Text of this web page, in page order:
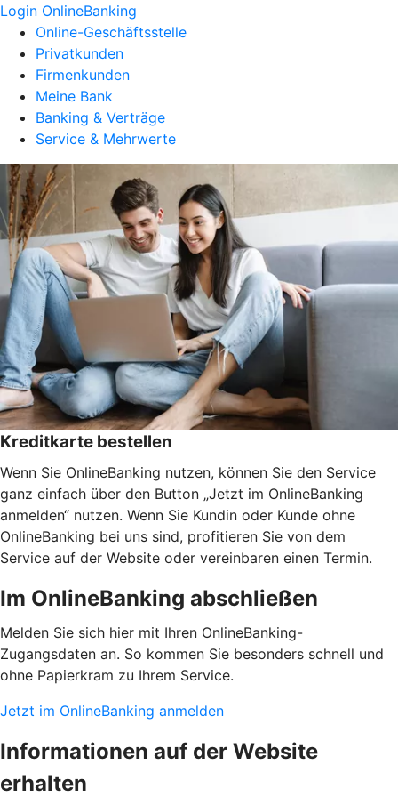
Login OnlineBanking
Online-Geschäftsstelle
Privatkunden
Firmenkunden
Meine Bank
Banking & Verträge
Service & Mehrwerte
Kreditkarte bestellen
Wenn Sie OnlineBanking nutzen, können Sie den Service
ganz einfach über den Button „Jetzt im OnlineBanking
anmelden“ nutzen. Wenn Sie Kundin oder Kunde ohne
OnlineBanking bei uns sind, profitieren Sie von dem
Service auf der Website oder vereinbaren einen Termin.
Im OnlineBanking abschließen
Melden Sie sich hier mit Ihren OnlineBanking-
Zugangsdaten an. So kommen Sie besonders schnell und
ohne Papierkram zu Ihrem Service.
Jetzt im OnlineBanking anmelden
Informationen auf der Website
erhalten